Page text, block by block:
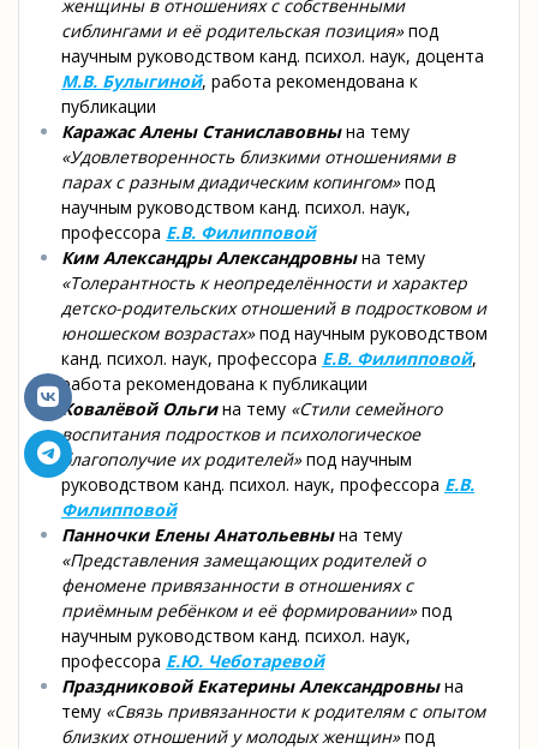
женщины в отношениях с собственными
сиблингами и её родительская позиция»под
научным руководством канд. психол. наук, доцента
М.В. Булыгиной, работа рекомендована к
публикации
Каражас Алены Станиславовнына тему
«Удовлетворенность близкими отношениями в
парах с разным диадическим копингом»под
научным руководством канд. психол. наук,
профессора Е.В. Филипповой
Ким Александры Александровнына тему
«Толерантность к неопределённости и характер
детско-родительских отношений в подростковом и
юношеском возрастах»под научным руководством
канд. психол. наук, профессора Е.В. Филипповой,
работа рекомендована к публикации
Ковалёвой Ольгина тему «Стили семейного
воспитания подростков и психологическое
благополучие их родителей»под научным
руководством канд. психол. наук, профессора Е.В.
Филипповой
Панночки Елены Анатольевнына тему
«Представления замещающих родителей о
феномене привязанности в отношениях с
приёмным ребёнком и её формировании»под
научным руководством канд. психол. наук,
профессора Е.Ю. Чеботаревой
Праздниковой Екатерины Александровнына
тему «Связь привязанности к родителям с опытом
близких отношений у молодых женщин»под